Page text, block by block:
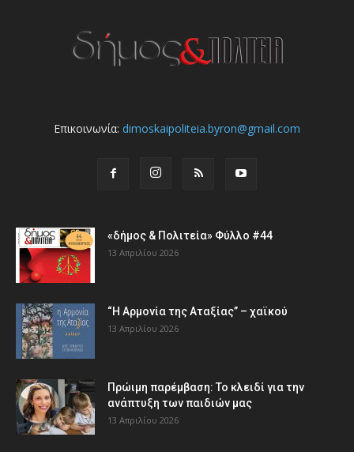
Επικοινωνία: dimoskaipoliteia.byron@gmail.com
«δήμος & Πολιτεία» Φύλλο #44
13 Απριλίου 2026
“Η Αρμονία της Αταξίας” – χαϊκού
13 Απριλίου 2026
Πρώιμη παρέμβαση: Το κλειδί για την
ανάπτυξη των παιδιών µας
13 Απριλίου 2026